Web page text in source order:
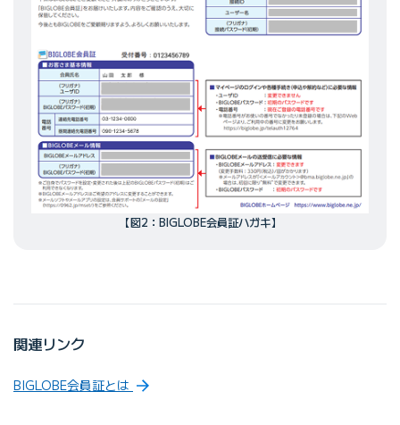
【図2：BIGLOBE会員証ハガキ】
関連リンク
BIGLOBE会員証とは